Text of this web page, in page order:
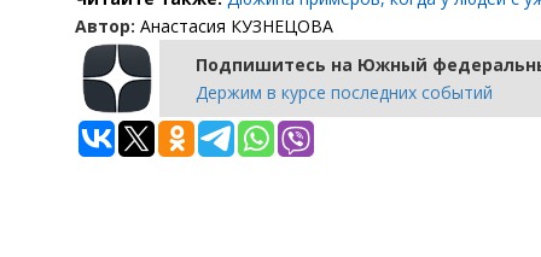
Автор: Анастасия КУЗНЕЦОВА
Подпишитесь на Южный
Держим в курсе последних событий